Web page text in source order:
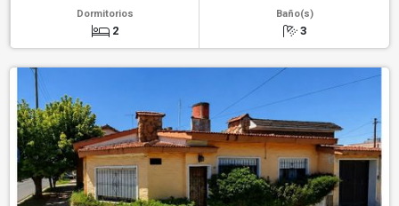
Dormitorios
2
Baño(s)
3